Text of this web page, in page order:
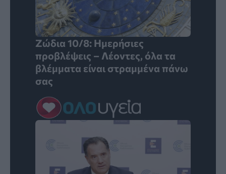
Ζώδια 10/8: Ημερήσιες
προβλέψεις – Λέοντες, όλα τα
βλέμματα είναι στραμμένα πάνω
σας